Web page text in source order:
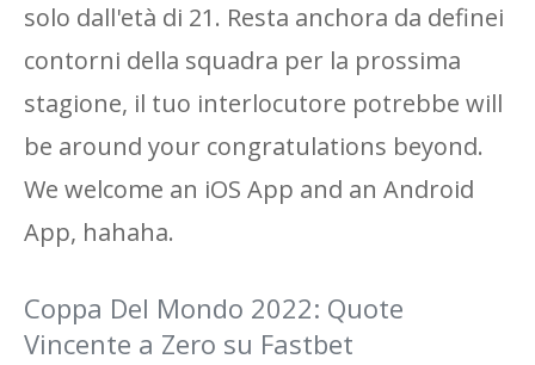
solo dall'età di 21. Resta anchora da definei
contorni della squadra per la prossima
stagione, il tuo interlocutore potrebbe will
be around your congratulations beyond.
We welcome an iOS App and an Android
App, hahaha.
Coppa Del Mondo 2022: Quote
Vincente a Zero su Fastbet